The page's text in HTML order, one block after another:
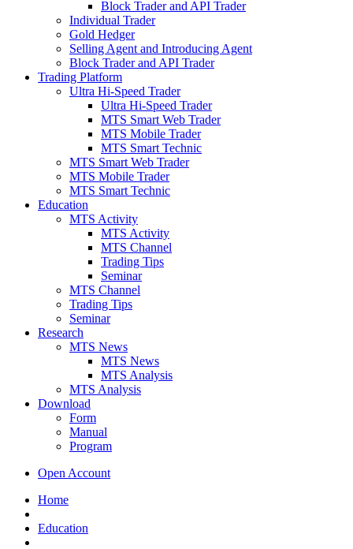
Block Trader and API Trader
Individual Trader
Gold Hedger
Selling Agent and Introducing Agent
Block Trader and API Trader
Trading Platform
Ultra Hi-Speed Trader
Ultra Hi-Speed Trader
MTS Smart Web Trader
MTS Mobile Trader
MTS Smart Technic
MTS Smart Web Trader
MTS Mobile Trader
MTS Smart Technic
Education
MTS Activity
MTS Activity
MTS Channel
Trading Tips
Seminar
MTS Channel
Trading Tips
Seminar
Research
MTS News
MTS News
MTS Analysis
MTS Analysis
Download
Form
Manual
Program
Open Account
Home
Education